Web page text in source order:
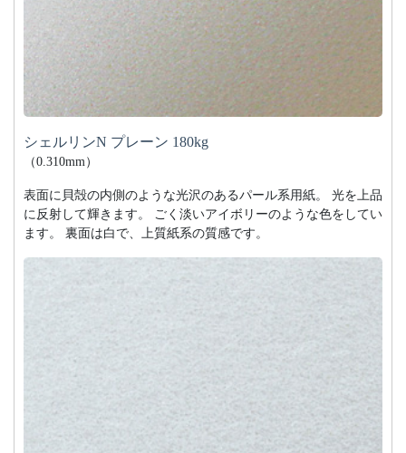
シェルリンN プレーン 180kg
（0.310mm）
表面に貝殻の内側のような光沢のあるパール系用紙。 光を上品
に反射して輝きます。 ごく淡いアイボリーのような色をしてい
ます。 裏面は白で、上質紙系の質感です。